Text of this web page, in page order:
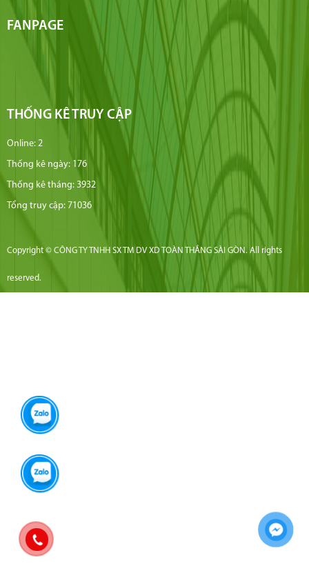
FANPAGE
THỐNG KÊ TRUY CẬP
Online: 2
Thống kê ngày: 176
Thống kê tháng: 3932
Tổng truy cập: 71036
Copyright © CÔNG TY TNHH SX TM DV XD TOÀN THẮNG SÀI GÒN. All rights
reserved.